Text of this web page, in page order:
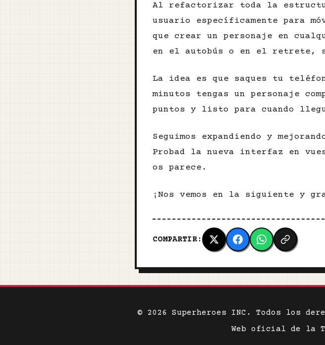
Al refactorizar toda la
usuario específicamente para
que crear un personaje en
en el autobús o en el retrete,
La idea es que saques tu
minutos tengas un personaje
puntos y listo para cuando
Seguimos expandiendo y
Probad la nueva interfaz en
os parece.
¡Nos vemos en la siguiente y
COMPARTIR:
© 2026 Superheroes INC. Todos los
Web oficial de la